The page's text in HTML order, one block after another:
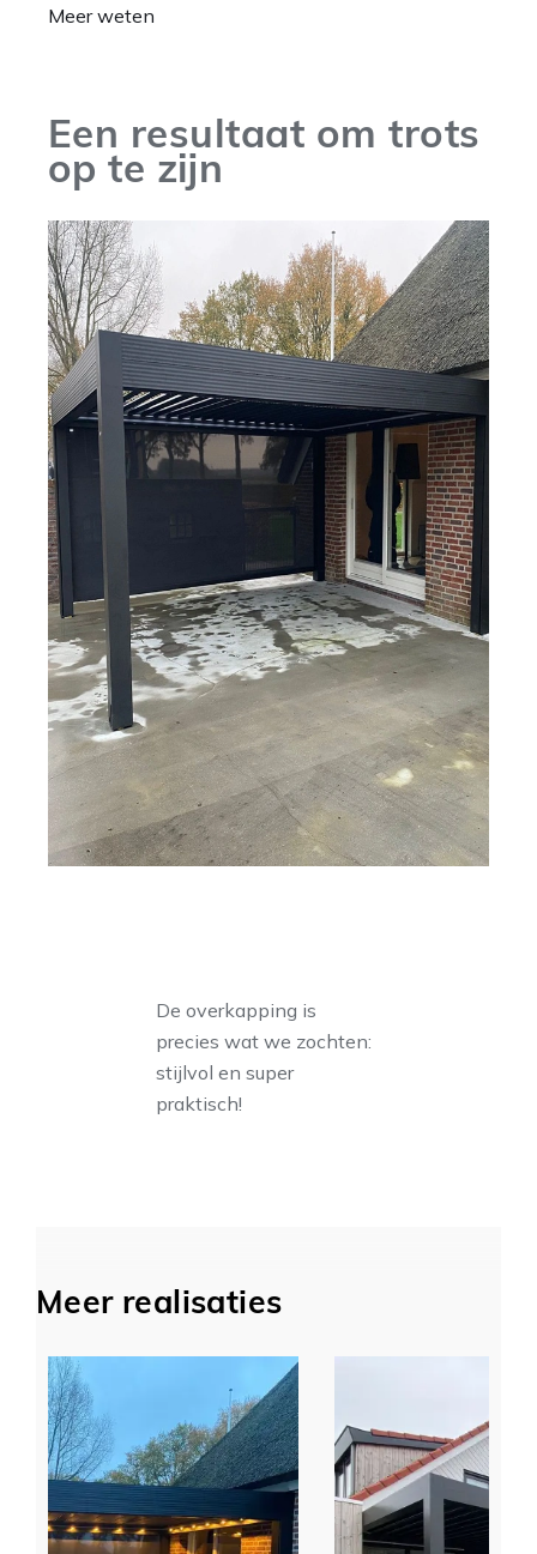
Meer weten
Een resultaat om trots
op te zijn
De overkapping is
precies wat we zochten:
stijlvol en super
praktisch!
Meer realisaties